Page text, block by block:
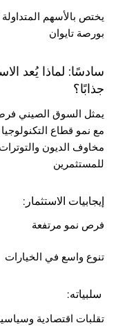
بورصة تايوان
سادسًا: لماذا يُعد
جذابًا؟
يمثل السوق الصيني
مع نمو قطاع
مخاوف الديون
للمستثمرين
:إيجابيات الاستثمار
فرص نمو مرتفعة
تنوع واسع في الخيارات
تقلبات اقتصادية